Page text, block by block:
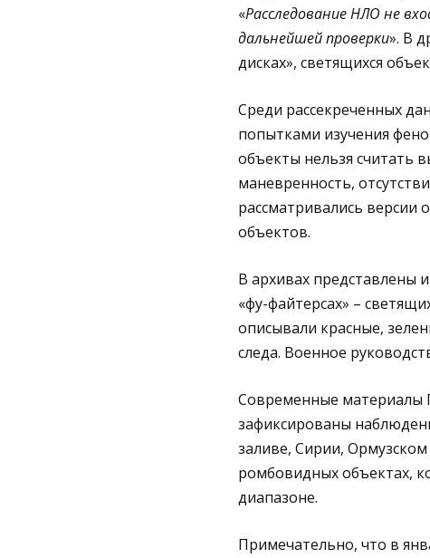
«Расследование НЛО не
дальнейшей проверки». В
дисках», светящихся
Среди рассекреченных
попытками изучения
объекты нельзя считать
маневренность,
рассматривались версии
объектов.
В архивах представлены
«фу-файтерсах» –
описывали красные,
следа. Военное
Современные материалы
зафиксированы
заливе, Сирии,
ромбовидных объектах,
диапазоне.
Примечательно, что в